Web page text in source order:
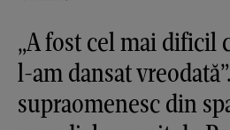
„A fost cel mai dificil
l-am dansat
supraomenesc din